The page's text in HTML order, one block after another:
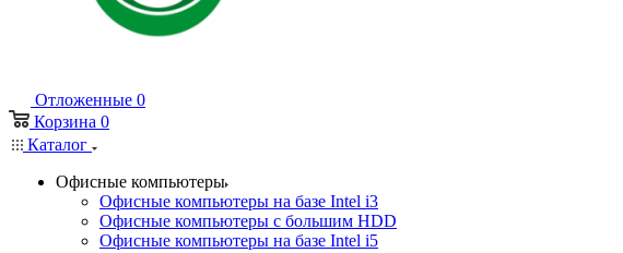
Отложенные 0
Корзина 0
Каталог
Офисные компьютеры
Офисные компьютеры на базе Intel i3
Офисные компьютеры с большим HDD
Офисные компьютеры на базе Intel i5